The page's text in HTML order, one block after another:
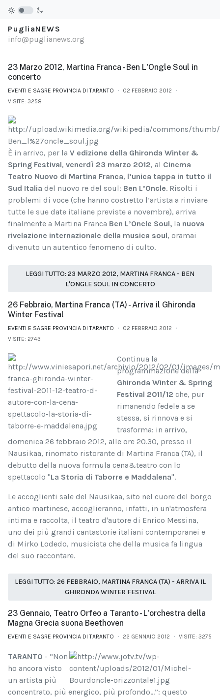
PugliaNEWS
info@puglianews.org
23 Marzo 2012, Martina Franca - Ben L'Ongle Soul in
concerto
EVENTI E SAGRE PROVINCIA DI TARANTO
02 FEBBRAIO 2012
VISITE: 3258
È in arrivo, per la V edizione della Ghironda Winter &
Spring Festival, venerdì 23 marzo 2012, al Cinema
Teatro Nuovo di Martina Franca, l’unica tappa in tutto il
Sud Italia del nuovo re del soul: Ben L’Oncle. Risolti i
problemi di voce (che hanno costretto l’artista a rinviare
tutte le sue date italiane previste a novembre), arriva
finalmente a Martina Franca Ben L’Oncle Soul, la nuova
rivelazione internazionale della musica soul, oramai
divenuto un autentico fenomeno di culto.
LEGGI TUTTO: 23 MARZO 2012, MARTINA FRANCA - BEN
L'ONGLE SOUL IN CONCERTO
26 Febbraio, Martina Franca (TA) - Arriva il Ghironda
Winter Festival
EVENTI E SAGRE PROVINCIA DI TARANTO
02 FEBBRAIO 2012
VISITE: 2743
Continua la
programmazione della
Ghironda Winter & Spring
Festival 2011/12 che, pur
rimanendo fedele a se
stessa, si rinnova e si
trasforma: in arrivo,
domenica 26 febbraio 2012, alle ore 20.30, presso il
Nausikaa, rinomato ristorante di Martina Franca (TA), il
debutto della nuova formula cena&teatro con lo
spettacolo "La Storia di Taborre e Maddalena".
Le accoglienti sale del Nausikaa, sito nel cuore del borgo
antico martinese, accoglieranno, infatti, in un'atmosfera
intima e raccolta, il teatro d'autore di Enrico Messina,
uno dei più grandi cantastorie italiani contemporanei e
di Mirko Lodedo, musicista che della musica fa lingua
del suo raccontare.
LEGGI TUTTO: 26 FEBBRAIO, MARTINA FRANCA (TA) - ARRIVA IL
GHIRONDA WINTER FESTIVAL
23 Gennaio, Teatro Orfeo a Taranto - L'orchestra della
Magna Grecia suona Beethoven
EVENTI E SAGRE PROVINCIA DI TARANTO 22 GENNAIO 2012 VISITE: 3275
TARANTO - “Non
ho ancora visto
un artista più
concentrato, più energico, più profondo…”: questo